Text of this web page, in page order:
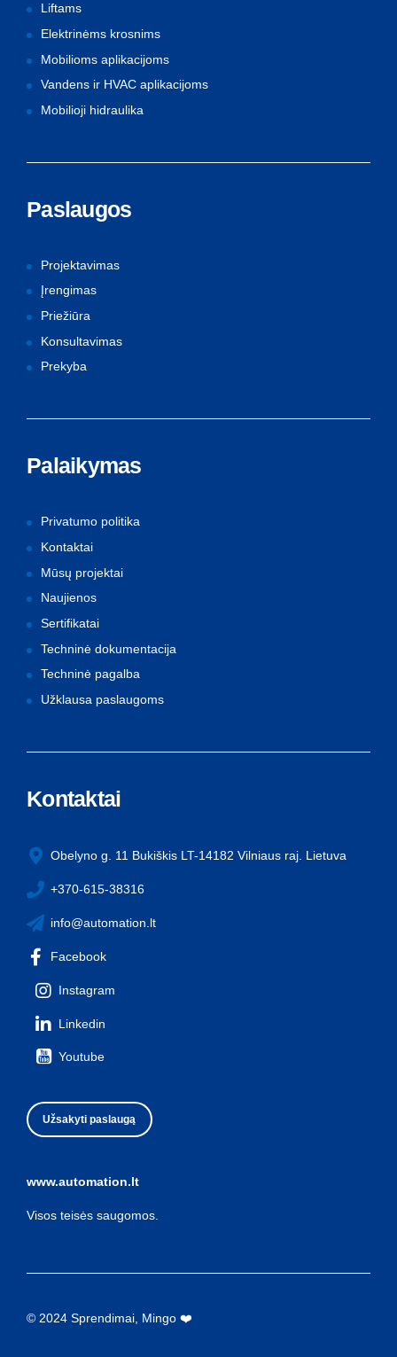
Liftams
Elektrinėms krosnims
Mobilioms aplikacijoms
Vandens ir HVAC aplikacijoms
Mobilioji hidraulika
Paslaugos
Projektavimas
Įrengimas
Priežiūra
Konsultavimas
Prekyba
Palaikymas
Privatumo politika
Kontaktai
Mūsų projektai
Naujienos
Sertifikatai
Techninė dokumentacija
Techninė pagalba
Užklausa paslaugoms
Kontaktai
Obelyno g. 11 Bukiškis LT-14182 Vilniaus raj. Lietuva
+370-615-38316
info@automation.lt
Facebook
Instagram
Linkedin
Youtube
Užsakyti paslaugą
www.automation.lt
Visos teisės saugomos.
© 2024 Sprendimai, Mingo ❤️